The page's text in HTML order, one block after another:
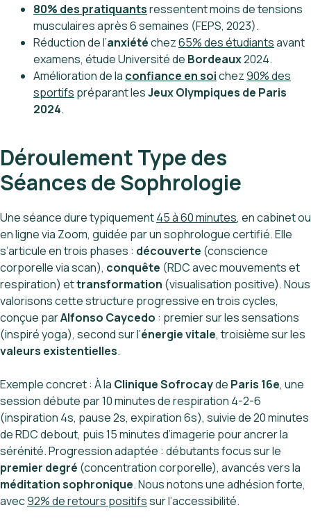
80% des pratiquantsressentent moins de tensions
musculaires après 6 semaines (FEPS, 2023).
Réduction de l’anxiétéchez65% des étudiantsavant
examens, étude Université de Bordeaux2024.
Amélioration de la confiance en soichez90% des
sportifs préparant lesJeux Olympiques de Paris
2024.
Déroulement Type des
Séances de Sophrologie
Une séance dure typiquement45 à 60 minutes, en cabinet ou
en ligne via Zoom, guidée par un sophrologue certifié. Elle
s’articule en trois phases : découverte (conscience
corporelle via scan), conquête (RDC avec mouvements et
respiration) ettransformation (visualisation positive). Nous
valorisons cette structure progressive en trois cycles,
conçue parAlfonso Caycedo : premier sur les sensations
(inspiré yoga), second sur l’énergie vitale, troisième sur les
valeurs existentielles.
Exemple concret : À la Clinique Sofrocayde Paris 16e, une
session débute par 10 minutes de respiration 4-2-6
(inspiration 4s, pause 2s, expiration 6s), suivie de 20 minutes
de RDC debout, puis 15 minutes d’imagerie pour ancrer la
sérénité. Progression adaptée : débutants focus sur le
premier degré (concentration corporelle), avancés vers la
méditation sophronique. Nous notons une adhésion forte,
avec92% de retours positifssur l’accessibilité.